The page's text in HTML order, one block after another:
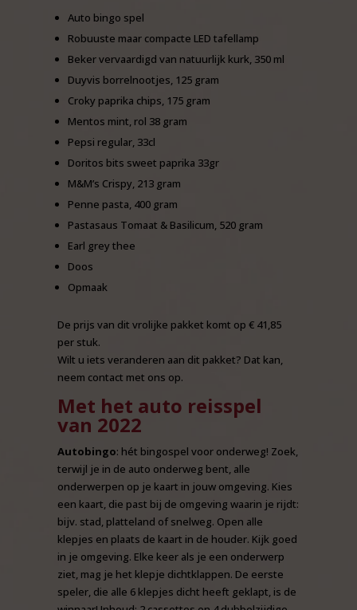
Auto bingo spel
Robuuste maar compacte LED tafellamp
Beker vervaardigd van natuurlijk kurk, 350 ml
Duyvis borrelnootjes, 125 gram
Croky paprika chips, 175 gram
Mentos mint, rol 38 gram
Pepsi regular, 33cl
Doritos bits sweet paprika 33gr
M&M’s Crispy, 213 gram
Penne pasta, 400 gram
Pastasaus Tomaat & Basilicum, 520 gram
Earl grey thee
Doos
Opmaak
De prijs van dit vrolijke pakket komt op € 41,85
per stuk.
Wilt u iets veranderen aan dit pakket? Dat kan,
neem contact met ons op.
Met het auto reisspel
van 2022
Autobingo: hét bingospel voor onderweg! Zoek,
terwijl je in de auto onderweg bent, alle
onderwerpen op je kaart in jouw omgeving. Kies
een kaart, die past bij de omgeving waarin je rijdt:
bijv. stad, platteland of snelweg. Open alle
klepjes en plaats de kaart in de houder. Kijk goed
in je omgeving. Elke keer als je een onderwerp
ziet, mag je het klepje dichtklappen. De eerste
speler, die alle 6 klepjes dicht heeft geklapt, is de